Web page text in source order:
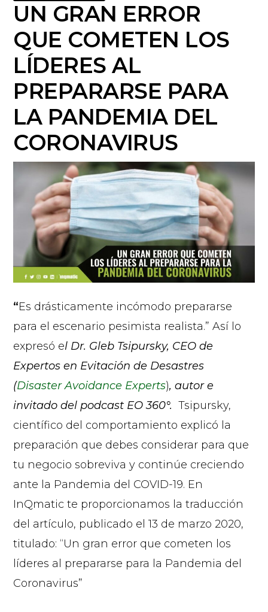
UN GRAN ERROR
QUE COMETEN LOS
LÍDERES AL
PREPARARSE PARA
LA PANDEMIA DEL
CORONAVIRUS
“Es drásticamente incómodo prepararse
para el escenario pesimista realista.” Así lo
expresó el Dr. Gleb Tsipursky, CEO de
Expertos en Evitación de Desastres
(Disaster Avoidance Experts), autor e
invitado del podcast EO 360°.Tsipursky,
científico del comportamiento explicó la
preparación que debes considerar para que
tu negocio sobreviva y continúe creciendo
ante la Pandemia del COVID-19. En
InQmatic te proporcionamos la traducción
del artículo, publicado el 13 de marzo 2020,
titulado: “Un gran error que cometen los
líderes al prepararse para la Pandemia del
Coronavirus”